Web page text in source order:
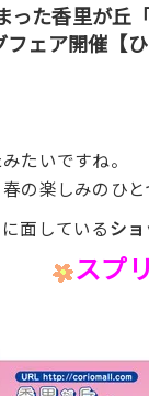
た香里が丘
ェア開催【ひ
たいですね。
の楽しみのひ
面しているシ
スプ